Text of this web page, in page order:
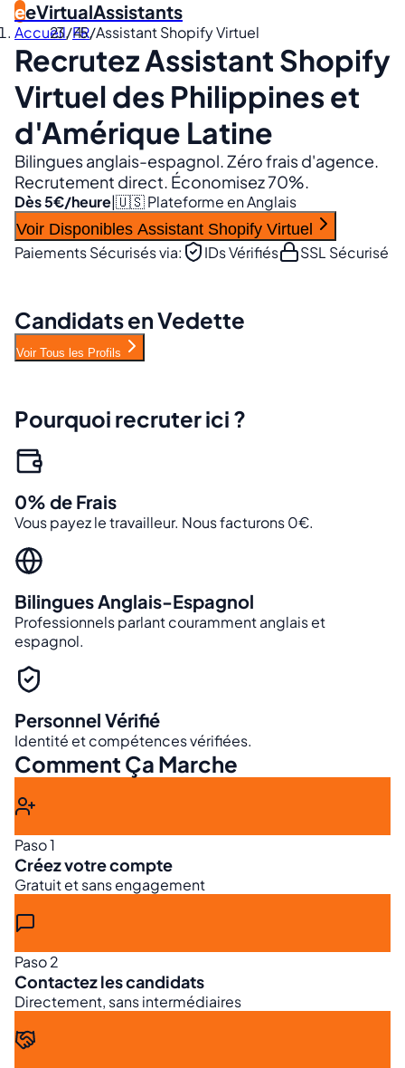
eeVirtualAssistants
Accueil/FR/Assistant Shopify Virtuel
RecrutezAssistant Shopify
Virtuel des Philippines et
d'Amérique Latine
Bilingues anglais-espagnol. Zéro frais d'agence.
Recrutement direct. Économisez 70%.
Dès 5€/heure|🇺🇸 Plateforme en Anglais
Voir Disponibles Assistant Shopify Virtuel
Paiements Sécurisés via: IDs Vérifiés SSL Sécurisé
Candidats en Vedette
Voir Tous les Profils
Pourquoi recruter ici ?
0% de Frais
Vous payez le travailleur. Nous facturons 0€.
Bilingues Anglais-Espagnol
Professionnels parlant couramment anglais et
espagnol.
Personnel Vérifié
Identité et compétences vérifiées.
Comment Ça Marche
Paso 1
Créez votre compte
Gratuit et sans engagement
Paso 2
Contactez les candidats
Directement, sans intermédiaires